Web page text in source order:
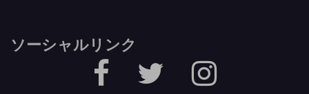
ソーシャルリンク
facebook Twitter Instagram